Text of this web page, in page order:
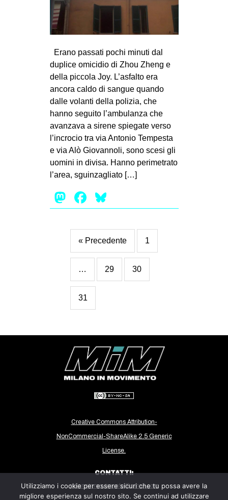
Erano passati pochi minuti dal
duplice omicidio di Zhou Zheng e
della piccola Joy. L’asfalto era
ancora caldo di sangue quando
dalle volanti della polizia, che
hanno seguito l’ambulanza che
avanzava a sirene spiegate verso
l’incrocio tra via Antonio Tempesta
e via Alò Giovannoli, sono scesi gli
uomini in divisa. Hanno perimetrato
l’area, sguinzagliato […]
Mastodon
Facebook
« Precedente 1
… 29 30
31
Creative Commons Attribution-
NonCommercial-ShareAlike 2.5 Generic
License.
CONTATTI:
milanoinmovimento@gmail.com
Utilizziamo i cookie per essere sicuri che tu possa avere la
migliore esperienza sul nostro sito. Se continui ad utilizzare